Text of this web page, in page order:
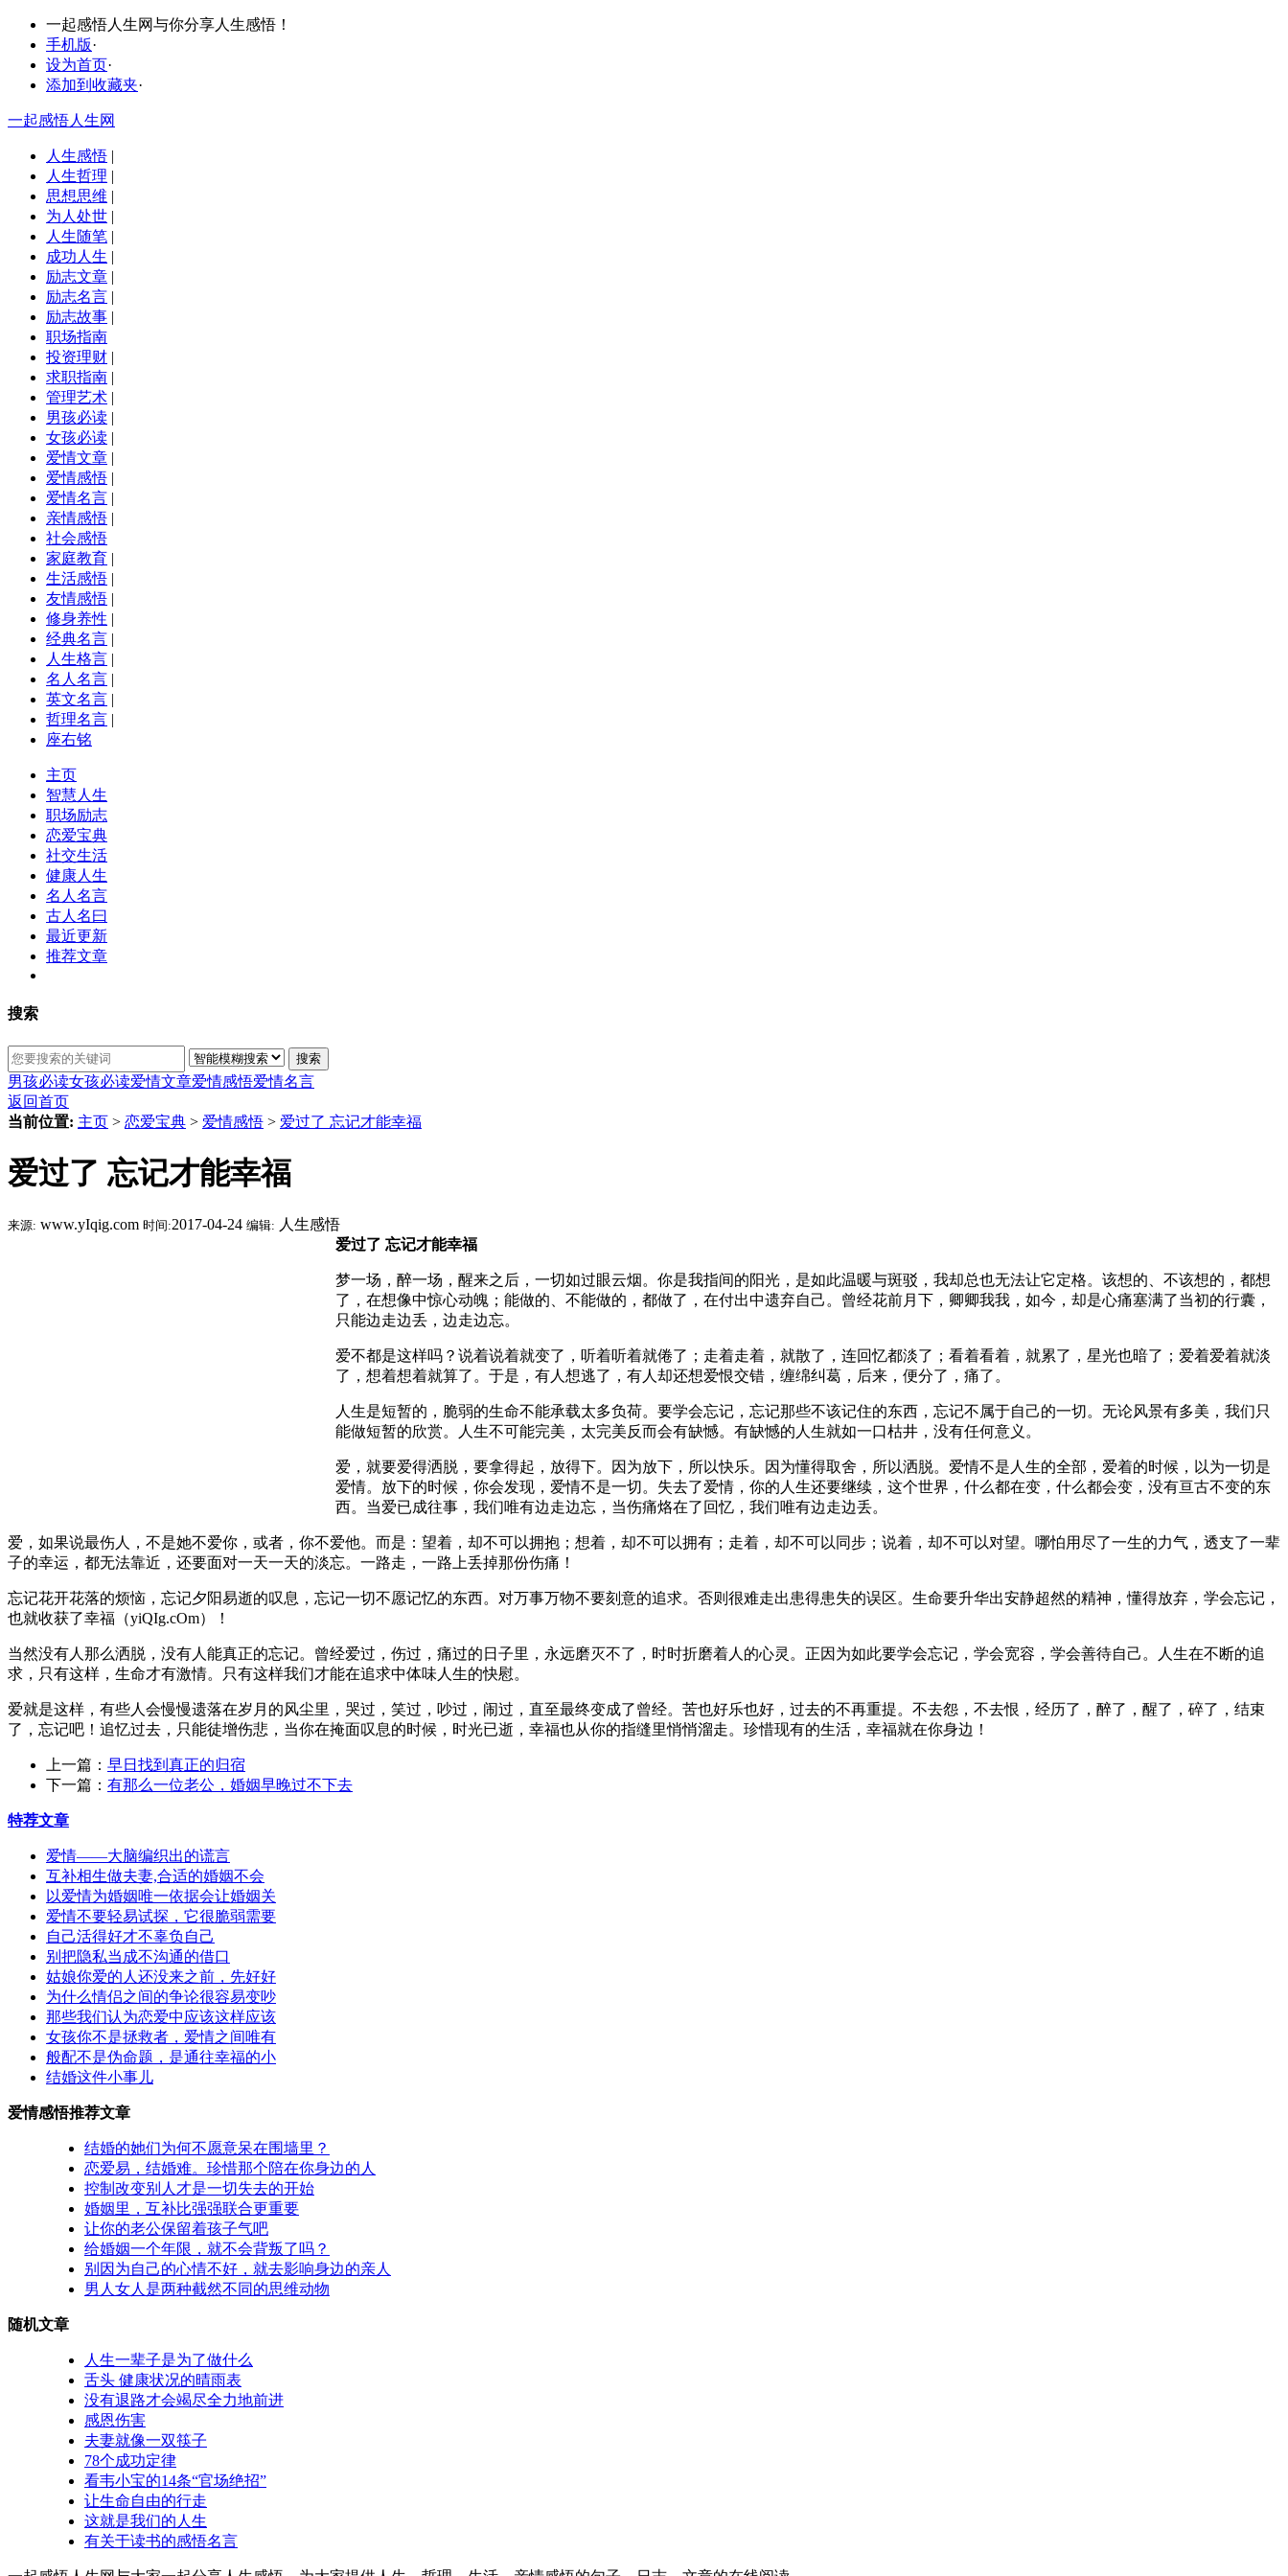
一起感悟人生网与你分享人生感悟！
手机版·
设为首页·
添加到收藏夹·
一起感悟人生网
人生感悟 |
人生哲理 |
思想思维 |
为人处世 |
人生随笔 |
成功人生 |
励志文章 |
励志名言 |
励志故事 |
职场指南
投资理财 |
求职指南 |
管理艺术 |
男孩必读 |
女孩必读 |
爱情文章 |
爱情感悟 |
爱情名言 |
亲情感悟 |
社会感悟
家庭教育 |
生活感悟 |
友情感悟 |
修身养性 |
经典名言 |
人生格言 |
名人名言 |
英文名言 |
哲理名言 |
座右铭
主页
智慧人生
职场励志
恋爱宝典
社交生活
健康人生
名人名言
古人名曰
最近更新
推荐文章
搜索
搜索
男孩必读女孩必读爱情文章爱情感悟爱情名言
返回首页
当前位置: 主页 > 恋爱宝典 > 爱情感悟 > 爱过了 忘记才能幸福
爱过了 忘记才能幸福
来源: www.yIqig.com 时间:2017-04-24 编辑: 人生感悟
爱过了 忘记才能幸福
梦一场，醉一场，醒来之后，一切如过眼云烟。你是我指间的阳光，是如此温暖与斑驳，我却总也无法让它定格。该想的、不该想的，都想
了，在想像中惊心动魄；能做的、不能做的，都做了，在付出中遗弃自己。曾经花前月下，卿卿我我，如今，却是心痛塞满了当初的行囊，
只能边走边丢，边走边忘。
爱不都是这样吗？说着说着就变了，听着听着就倦了；走着走着，就散了，连回忆都淡了；看着看着，就累了，星光也暗了；爱着爱着就淡
了，想着想着就算了。于是，有人想逃了，有人却还想爱恨交错，缠绵纠葛，后来，便分了，痛了。
人生是短暂的，脆弱的生命不能承载太多负荷。要学会忘记，忘记那些不该记住的东西，忘记不属于自己的一切。无论风景有多美，我们只
能做短暂的欣赏。人生不可能完美，太完美反而会有缺憾。有缺憾的人生就如一口枯井，没有任何意义。
爱，就要爱得洒脱，要拿得起，放得下。因为放下，所以快乐。因为懂得取舍，所以洒脱。爱情不是人生的全部，爱着的时候，以为一切是
爱情。放下的时候，你会发现，爱情不是一切。失去了爱情，你的人生还要继续，这个世界，什么都在变，什么都会变，没有亘古不变的东
西。当爱已成往事，我们唯有边走边忘，当伤痛烙在了回忆，我们唯有边走边丢。
爱，如果说最伤人，不是她不爱你，或者，你不爱他。而是：望着，却不可以拥抱；想着，却不可以拥有；走着，却不可以同步；说着，却不可以对望。哪怕用尽了一生的力气，透支了一辈
子的幸运，都无法靠近，还要面对一天一天的淡忘。一路走，一路上丢掉那份伤痛！
忘记花开花落的烦恼，忘记夕阳易逝的叹息，忘记一切不愿记忆的东西。对万事万物不要刻意的追求。否则很难走出患得患失的误区。生命要升华出安静超然的精神，懂得放弃，学会忘记，
也就收获了幸福（yiQIg.cOm）！
当然没有人那么洒脱，没有人能真正的忘记。曾经爱过，伤过，痛过的日子里，永远磨灭不了，时时折磨着人的心灵。正因为如此要学会忘记，学会宽容，学会善待自己。人生在不断的追
求，只有这样，生命才有激情。只有这样我们才能在追求中体味人生的快慰。
爱就是这样，有些人会慢慢遗落在岁月的风尘里，哭过，笑过，吵过，闹过，直至最终变成了曾经。苦也好乐也好，过去的不再重提。不去怨，不去恨，经历了，醉了，醒了，碎了，结束
了，忘记吧！追忆过去，只能徒增伤悲，当你在掩面叹息的时候，时光已逝，幸福也从你的指缝里悄悄溜走。珍惜现有的生活，幸福就在你身边！
上一篇： 早日找到真正的归宿
下一篇： 有那么一位老公，婚姻早晚过不下去
特荐文章
爱情——大脑编织出的谎言
互补相生做夫妻,合适的婚姻不会
以爱情为婚姻唯一依据会让婚姻关
爱情不要轻易试探，它很脆弱需要
自己活得好才不辜负自己
别把隐私当成不沟通的借口
姑娘你爱的人还没来之前，先好好
为什么情侣之间的争论很容易变吵
那些我们认为恋爱中应该这样应该
女孩你不是拯救者，爱情之间唯有
般配不是伪命题，是通往幸福的小
结婚这件小事儿
爱情感悟推荐文章
结婚的她们为何不愿意呆在围墙里？
恋爱易，结婚难。珍惜那个陪在你身边的人
控制改变别人才是一切失去的开始
婚姻里，互补比强强联合更重要
让你的老公保留着孩子气吧
给婚姻一个年限，就不会背叛了吗？
别因为自己的心情不好，就去影响身边的亲人
男人女人是两种截然不同的思维动物
随机文章
人生一辈子是为了做什么
舌头 健康状况的晴雨表
没有退路才会竭尽全力地前进
感恩伤害
夫妻就像一双筷子
78个成功定律
看韦小宝的14条“官场绝招”
让生命自由的行走
这就是我们的人生
有关于读书的感悟名言